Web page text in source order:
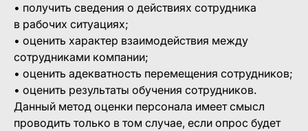
• получить сведения о действиях сотрудника
в рабочих ситуациях;
• оценить характер взаимодействия между
сотрудниками компании;
• оценить адекватность перемещения сотрудников;
• оценить результаты обучения сотрудников.
Данный метод оценки персонала имеет смысл
проводить только в том случае, если опрос будет